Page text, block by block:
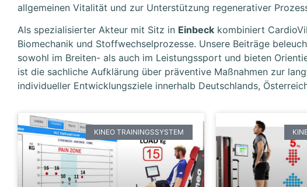
allgemeinen Vitalität und zur Unterstützung regenerativer
Als spezialisierter Akteur mit Sitz in Einbeck kombiniert
Biomechanik und Stoffwechselprozesse. Unsere Beiträge
sowohl im Breiten- als auch im Leistungssport und bieten
ist die sachliche Aufklärung über präventive Maßnahmen zur
individueller Entwicklungsziele innerhalb Deutschlands,
KINEO TRAININGSSYSTEM